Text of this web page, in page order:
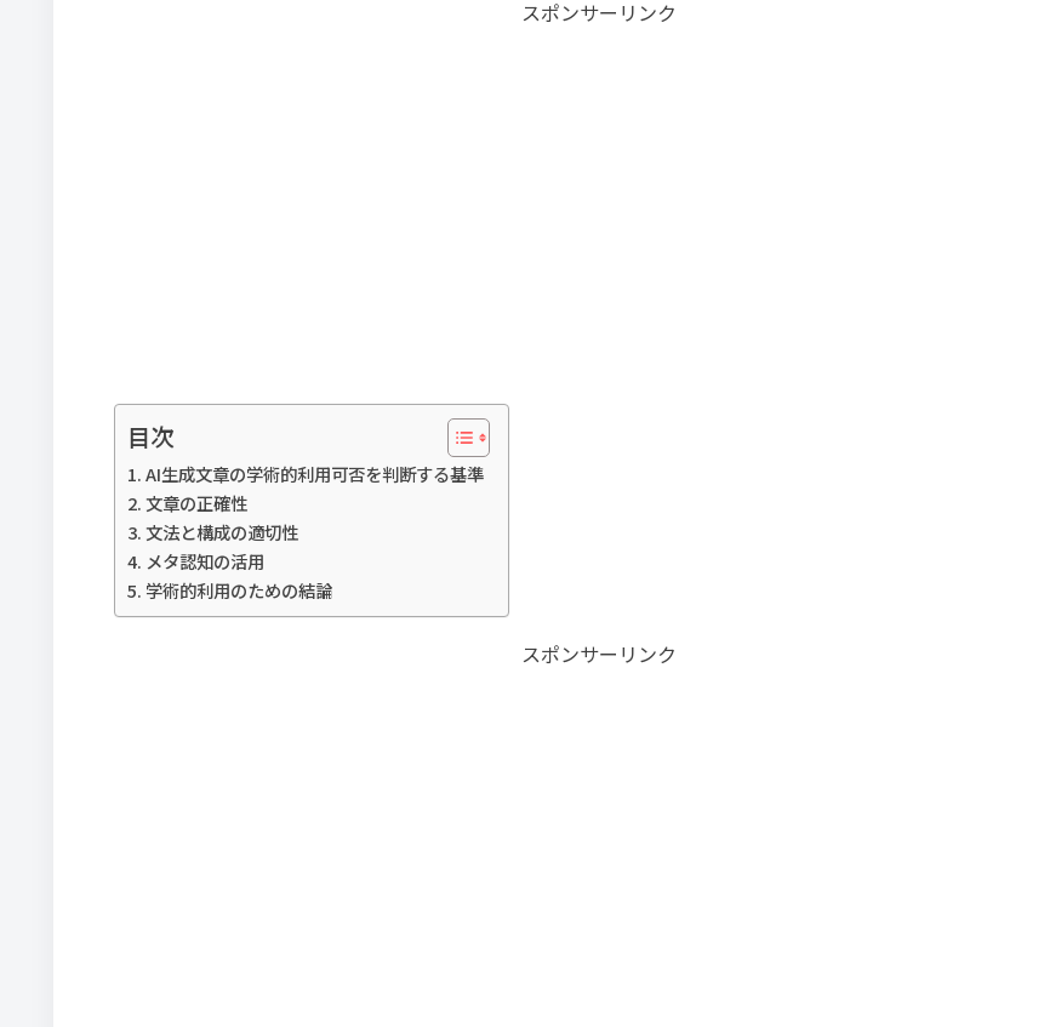
スポンサーリンク
目次
AI生成文章の学術的利用可否を判断する基準
文章の正確性
文法と構成の適切性
メタ認知の活用
学術的利用のための結論
スポンサーリンク